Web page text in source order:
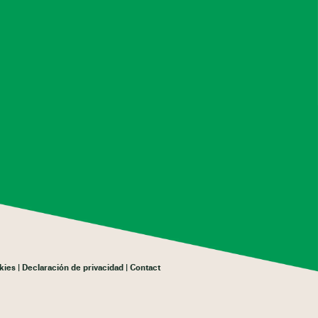
Declaración de privacidad Contact